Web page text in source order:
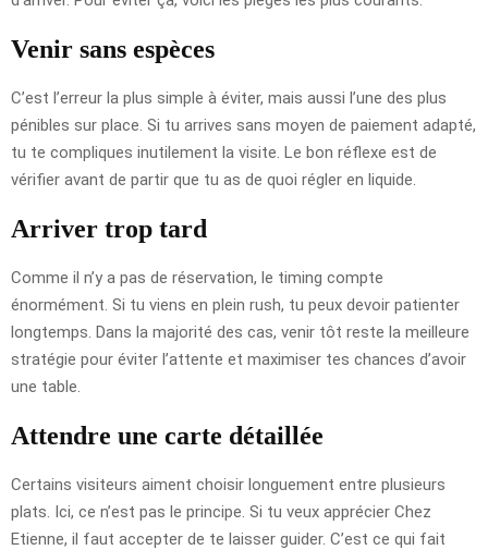
Venir sans espèces
C’est l’erreur la plus simple à éviter, mais aussi l’une des plus
pénibles sur place. Si tu arrives sans moyen de paiement adapté,
tu te compliques inutilement la visite. Le bon réflexe est de
vérifier avant de partir que tu as de quoi régler en liquide.
Arriver trop tard
Comme il n’y a pas de réservation, le timing compte
énormément. Si tu viens en plein rush, tu peux devoir patienter
longtemps. Dans la majorité des cas, venir tôt reste la meilleure
stratégie pour éviter l’attente et maximiser tes chances d’avoir
une table.
Attendre une carte détaillée
Certains visiteurs aiment choisir longuement entre plusieurs
plats. Ici, ce n’est pas le principe. Si tu veux apprécier Chez
Etienne, il faut accepter de te laisser guider. C’est ce qui fait